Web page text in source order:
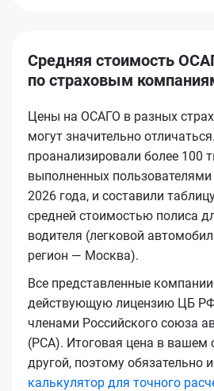
Средняя стоимость
по страховым
Цены на ОСАГО в разных
могут значительно
проанализировали более 100
выполненных
2026 года, и составили
средней стоимостью полиса
водителя (легковой
регион — Москва).
Все представленные
действующую лицензию ЦБ
членами Российского союза
(РСА). Итоговая цена в вашем
другой, поэтому обязательно
калькулятор для точного